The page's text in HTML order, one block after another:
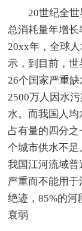
20世纪全
总消耗量年增长
20xx年，全球
示，到目前，世
26个国家严重
2500万人因水
水。而我国人
占有量的四分
个城市供水不足
我国江河流域
严重而不能用
绝迹，85%的
衰弱